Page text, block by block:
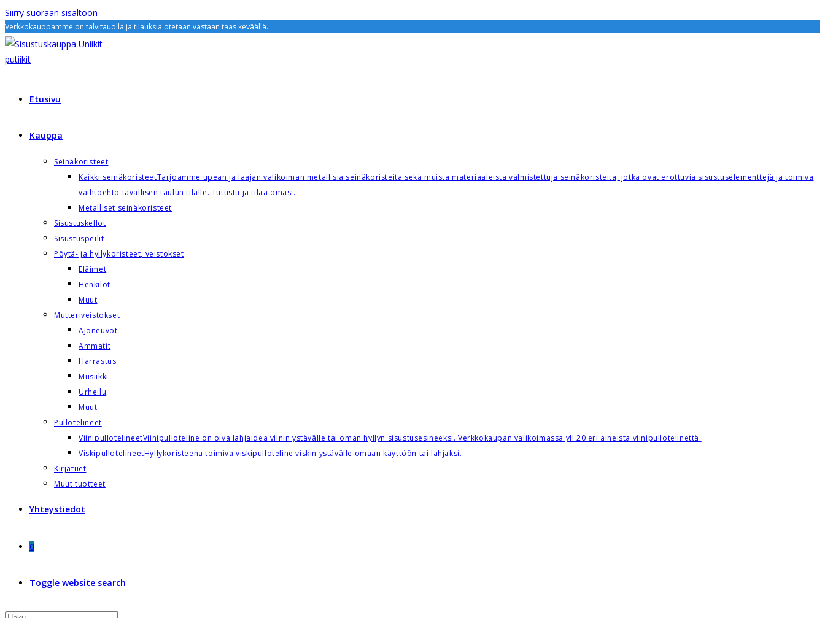
Siirry suoraan sisältöön
Verkkokauppamme on talvitauolla ja tilauksia otetaan vastaan taas keväällä.
Etusivu
Kauppa
Seinäkoristeet
Kaikki seinäkoristeetTarjoamme upean ja laajan valikoiman metallisia seinäkoristeita sekä muista materiaaleista valmistettuja seinäkoristeita, jotka ovat erottuvia sisustuselementtejä ja toimiva
vaihtoehto tavallisen taulun tilalle. Tutustu ja tilaa omasi.
Metalliset seinäkoristeet
Sisustuskellot
Sisustuspeilit
Pöytä- ja hyllykoristeet, veistokset
Eläimet
Henkilöt
Muut
Mutteriveistokset
Ajoneuvot
Ammatit
Harrastus
Musiikki
Urheilu
Muut
Pullotelineet
ViinipullotelineetViinipulloteline on oiva lahjaidea viinin ystävälle tai oman hyllyn sisustusesineeksi. Verkkokaupan valikoimassa yli 20 eri aiheista viinipullotelinettä.
ViskipullotelineetHyllykoristeena toimiva viskipulloteline viskin ystävälle omaan käyttöön tai lahjaksi.
Kirjatuet
Muut tuotteet
Yhteystiedot
0
Toggle website search